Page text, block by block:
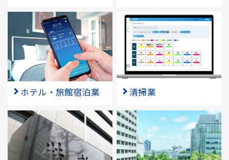
ホテル・旅館宿泊業 清掃業